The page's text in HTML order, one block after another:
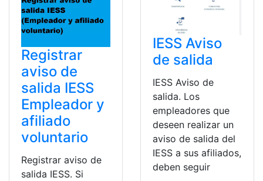
Registrar
aviso de
salida IESS
Empleador y
afiliado
voluntario
Registrar aviso de
salida IESS. Si
IESS Aviso
de salida
IESS Aviso de
salida. Los
empleadores que
deseen realizar un
aviso de salida del
IESS a sus afiliados,
deben seguir